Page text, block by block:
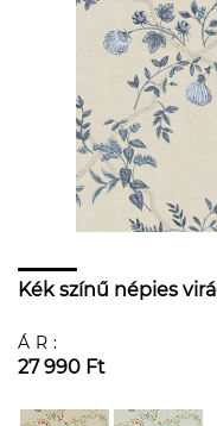
Kék színű népies
ÁR:
27 990 Ft